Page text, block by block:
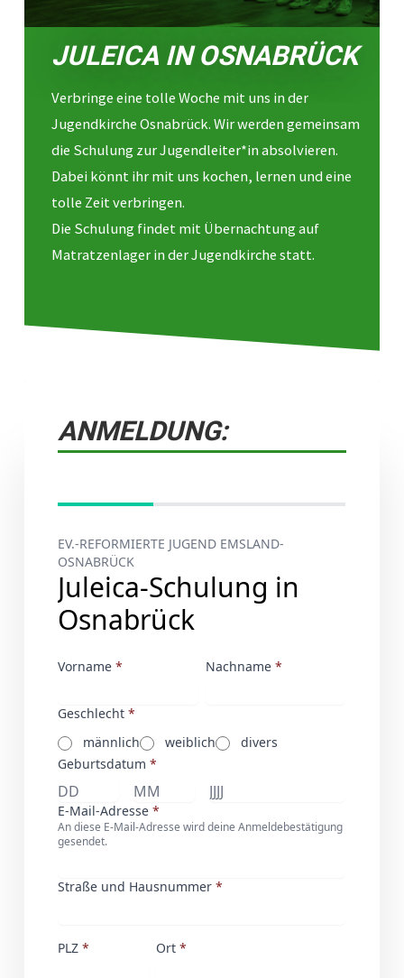
JULEICA IN OSNABRÜCK
Verbringe eine tolle Woche mit uns in der
Jugendkirche Osnabrück. Wir werden gemeinsam
die Schulung zur Jugendleiter*in absolvieren.
Dabei könnt ihr mit uns kochen, lernen und eine
tolle Zeit verbringen.
Die Schulung findet mit Übernachtung auf
Matratzenlager in der Jugendkirche statt.
ANMELDUNG: